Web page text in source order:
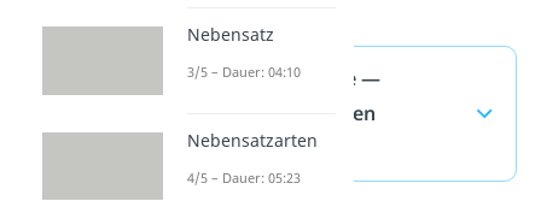
Adverbialsätze —
häufigste Fragen
(ausklappen)
Nebensatz
3/5 – Dauer: 04:10
Nebensatzarten
4/5 – Dauer: 05:23